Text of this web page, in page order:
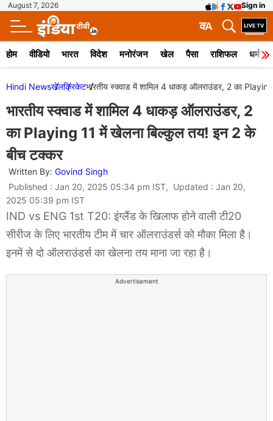
August 7, 2026 Sign in
A
क
होम वीडियो भारत विदेश मनोरंजन खेल पैसा राशिफल धर्म
Hindi Newsखेलक्रिकेटभारतीय स्क्वाड में शामिल 4 धाकड़ ऑलराउंडर, 2 का
भारतीय स्क्वाड में शामिल 4 धाकड़ ऑलराउंडर, 2
का Playing 11 में खेलना बिल्कुल तय! इन 2 के
बीच टक्कर
Written By: Govind Singh
Published : Jan 20, 2025 05:34 pm IST, Updated : Jan 20,
2025 05:39 pm IST
IND vs ENG 1st T20: इंग्लैंड के खिलाफ होने वाली टी20
सीरीज के लिए भारतीय टीम में चार ऑलराउंडर्स को मौका मिला है।
इनमें से दो ऑलराउंडर्स का खेलना तय माना जा रहा है।
Advertisement